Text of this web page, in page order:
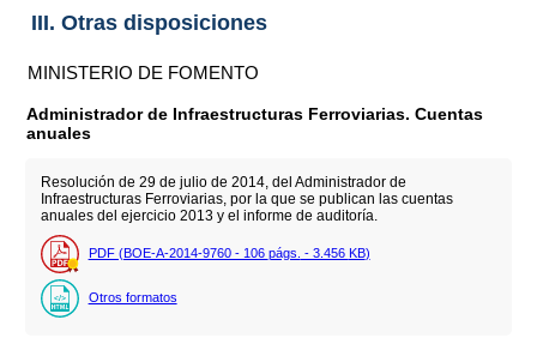
III. Otras disposiciones
MINISTERIO DE FOMENTO
Administrador de Infraestructuras Ferroviarias. Cuentas
anuales
Resolución de 29 de julio de 2014, del Administrador de
Infraestructuras Ferroviarias, por la que se publican las cuentas
anuales del ejercicio 2013 y el informe de auditoría.
PDF (BOE-A-2014-9760 - 106 págs. - 3.456 KB)
Otros formatos